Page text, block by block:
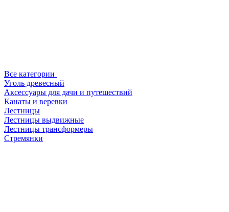
Все категории
Уголь древесный
Аксессуары для дачи и путешествий
Канаты и веревки
Лестницы
Лестницы выдвижные
Лестницы трансформеры
Стремянки